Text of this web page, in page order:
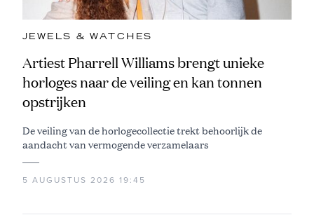
JEWELS & WATCHES
Artiest Pharrell Williams brengt unieke
horloges naar de veiling en kan tonnen
opstrijken
De veiling van de horlogecollectie trekt behoorlijk de
aandacht van vermogende verzamelaars
5 AUGUSTUS 2026 19:45